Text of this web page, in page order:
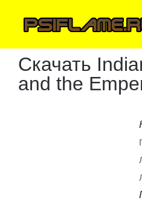
Скачать
and the